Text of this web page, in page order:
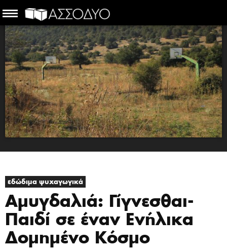
εδώδιμα ψυχαγωγικά
Αμυγδαλιά: Γίγνεσθαι-
Παιδί σε έναν Ενήλικα
Δομημένο Κόσμο